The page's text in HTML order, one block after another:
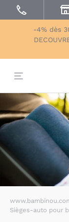
-4% dès
Sièges-auto pour